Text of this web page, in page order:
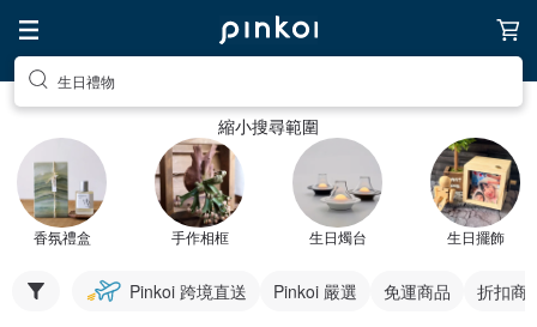
生日禮物
縮小搜尋範圍
香氛禮盒 手作相框 生日燭台 生日擺飾
Pinkoi 跨境直送 Pinkoi 嚴選 免運商品 折扣商